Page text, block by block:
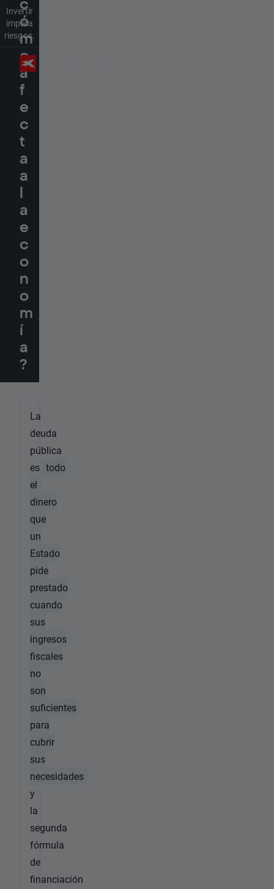
Invertir
implica
riesgos.
c
ó
m
o
a
f
e
c
t
a
a
l
a
e
c
o
n
o
m
í
a
?
La
deuda
pública
es todo
el
dinero
que
un
Estado
pide
prestado
cuando
sus
ingresos
fiscales
no
son
suficientes
para
cubrir
sus
necesidades
y
la
segunda
fórmula
de
financiación